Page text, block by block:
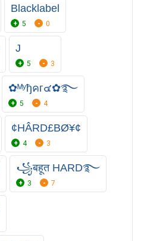
Blacklabel
5 0
J
5 3
✿ᴹʸђคг๔✿࿐
5 4
¢HÂRD£BØ¥¢
4 3
꧁बहूत HARD࿐
3 7